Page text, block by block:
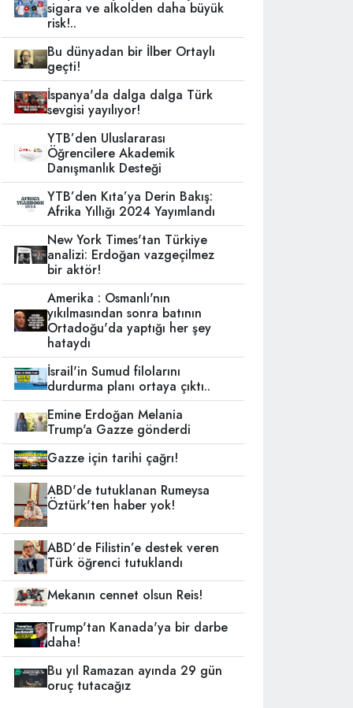
sigara ve alkolden daha büyük
risk!..
Bu dünyadan bir İlber Ortaylı
geçti!
İspanya'da dalga dalga Türk
sevgisi yayılıyor!
YTB’den Uluslararası
Öğrencilere Akademik
Danışmanlık Desteği
YTB’den Kıta’ya Derin Bakış:
Afrika Yıllığı 2024 Yayımlandı
New York Times'tan Türkiye
analizi: Erdoğan vazgeçilmez
bir aktör!
Amerika : Osmanlı'nın
yıkılmasından sonra batının
Ortadoğu'da yaptığı her şey
hataydı
İsrail'in Sumud filolarını
durdurma planı ortaya çıktı..
Emine Erdoğan Melania
Trump'a Gazze gönderdi
Gazze için tarihi çağrı!
ABD'de tutuklanan Rumeysa
Öztürk'ten haber yok!
ABD’de Filistin’e destek veren
Türk öğrenci tutuklandı
Mekanın cennet olsun Reis!
Trump'tan Kanada'ya bir darbe
daha!
Bu yıl Ramazan ayında 29 gün
oruç tutacağız